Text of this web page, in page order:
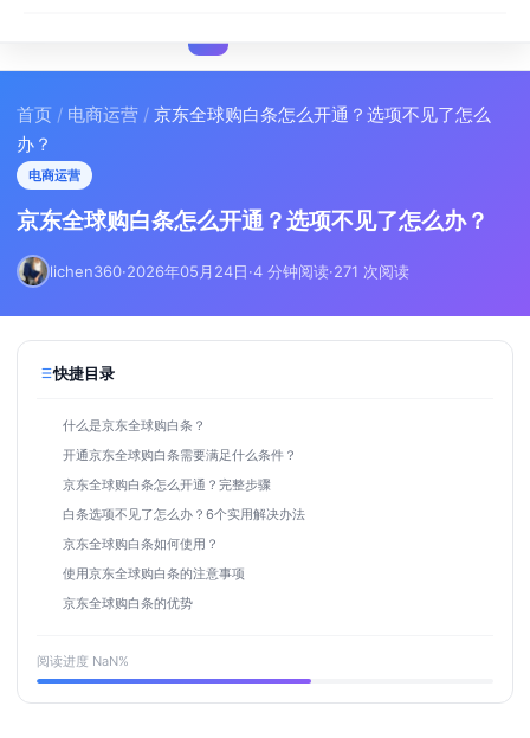
首页 / 电商运营 / 京东全球购白条怎么开通？选项不见了怎么
办？
电商运营
京东全球购白条怎么开通？选项不见了怎么办？
lichen360·2026年05月24日·4 分钟阅读·271 次阅读
快捷目录
什么是京东全球购白条？
开通京东全球购白条需要满足什么条件？
京东全球购白条怎么开通？完整步骤
白条选项不见了怎么办？6个实用解决办法
京东全球购白条如何使用？
使用京东全球购白条的注意事项
京东全球购白条的优势
阅读进度 NaN%